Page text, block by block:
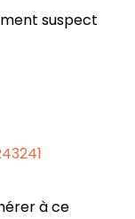
suspect
à ce